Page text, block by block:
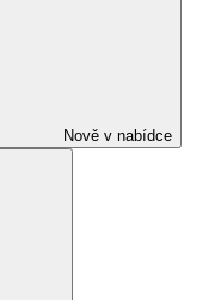
Nově v nabídce